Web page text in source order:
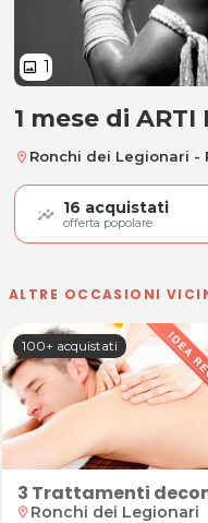
image 1
1 mese di
1 mese di ARTI
location_on Ronchi dei Legionari -
16 acquistati
offerta popolare
ALTRE OCCASIONI
100+ acquistati
3 Trattamenti
location_on Ronchi dei Legionari